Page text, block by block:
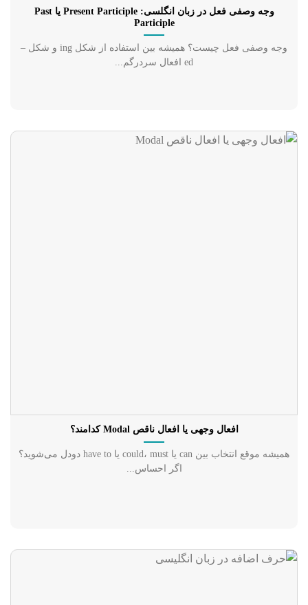
وجه وصفی فعل در زبان انگلسی: Present Participle یا Past
Participle
وجه وصفی فعل چیست؟ همیشه بین استفاده از شکل ing و شکل –
ed افعال سردرگم...
افعال وجهی یا افعال ناقص Modal کدامند؟
همیشه موقع انتخاب بین can یا could، must یا have to دودل می‌شوید؟
اگر احساس...